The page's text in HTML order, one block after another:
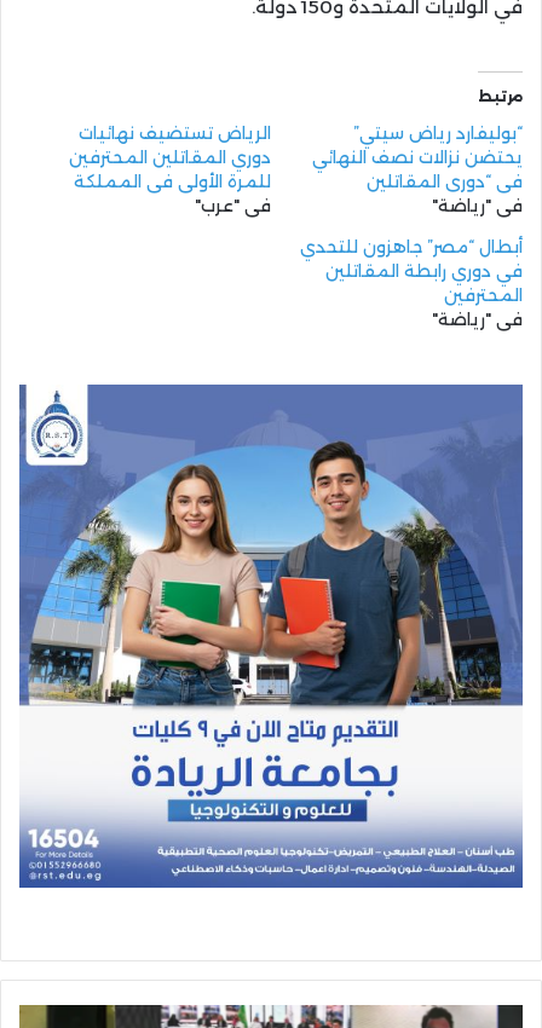
في الولايات المتحدة و150 دولة.
مرتبط
“بوليفارد رياض سيتي”
يحتضن نزالات نصف النهائي
في “دوري المقاتلين
في "رياضة"
الرياض تستضيف نهائيات
دوري المقاتلين المحترفين
للمرة الأولى في المملكة
في "عرب"
أبطال “مصر” جاهزون للتحدي
في دوري رابطة المقاتلين
المحترفين
في "رياضة"
البرنامج